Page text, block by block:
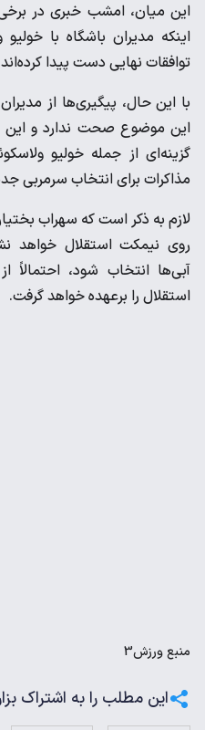
این میان، امشب خبری در
اینکه مدیران باشگاه با خولیو
توافقات نهایی دست پیدا
با این حال، پیگیری‌ها از
این موضوع صحت ندارد و این
گزینه‌ای از جمله خولیو
مذاکرات برای انتخاب سرمربی
لازم به ذکر است که سهراب
روی نیمکت استقلال خواهد
آبی‌ها انتخاب شود، احتمالاً
استقلال را برعهده خواهد گرفت.
منبعورزش3
این مطلب را به اشتراک